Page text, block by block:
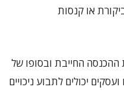
או קנסות
ההכנסה החייבת ובסופו של
יכולים לתבוע ניכויים